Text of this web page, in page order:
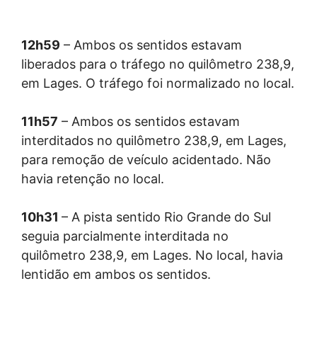
12h59 – Ambos os sentidos estavam
liberados para o tráfego no quilômetro 238,9,
em Lages. O tráfego foi normalizado no local.
11h57 – Ambos os sentidos estavam
interditados no quilômetro 238,9, em Lages,
para remoção de veículo acidentado. Não
havia retenção no local.
10h31 – A pista sentido Rio Grande do Sul
seguia parcialmente interditada no
quilômetro 238,9, em Lages. No local, havia
lentidão em ambos os sentidos.